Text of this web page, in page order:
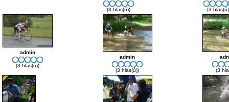
(3 hlas(ů)) (3
admin
(3 hlas(ů))
admin
(3 hlas(ů)) (3